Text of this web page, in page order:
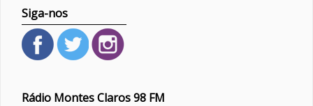
Siga-nos
Rádio Montes Claros 98 FM